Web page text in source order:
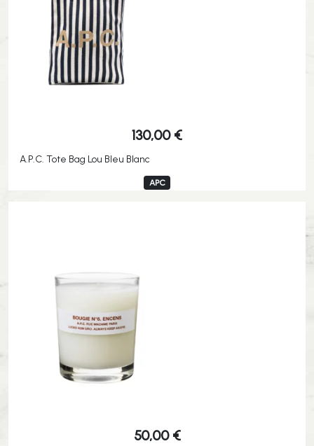
130,00 €
A.P.C. Tote Bag Lou Bleu Blanc
APC
50,00 €